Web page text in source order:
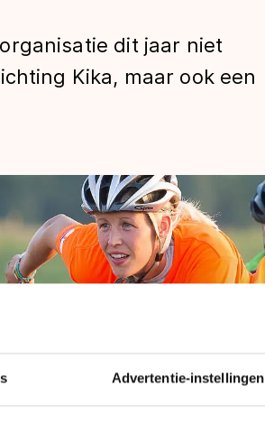
Advertentie-instellingen
dit jaar niet
Kika, maar ook een